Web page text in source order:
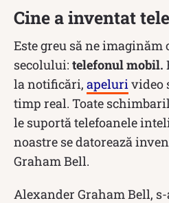
Cine a inventat
Este greu să ne imaginăm
secolului: telefonul mobil.
la notificări, apeluri video
timp real. Toate
le suportă telefoanele
noastre se datorează
Graham Bell.
Alexander Graham Bell,